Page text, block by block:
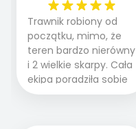
Trawnik robiony od
początku, mimo, że
teren bardzo nierówny
i 2 wielkie skarpy. Cała
ekipa poradziła sobie
WSPANIALE od